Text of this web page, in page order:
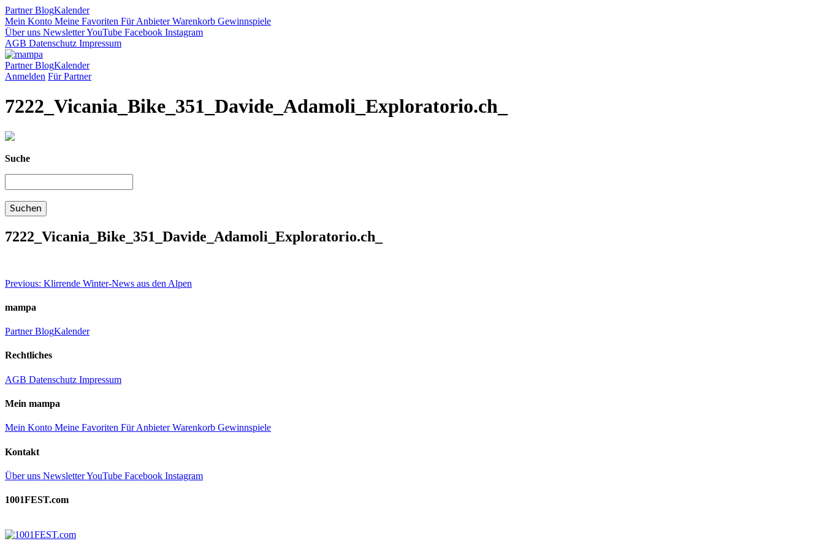
PartnerBlogKalender
Mein Konto Meine Favoriten Für AnbieterWarenkorb Gewinnspiele
Über uns NewsletterYouTube Facebook Instagram
AGB Datenschutz Impressum
PartnerBlogKalender
Anmelden Für Partner
7222_Vicania_Bike_351_Davide_Adamoli_Exploratorio.ch_
Suche
7222_Vicania_Bike_351_Davide_Adamoli_Exploratorio.ch_
Beitragsnavigation
Previous: Klirrende Winter-News aus den Alpen
mampa
PartnerBlogKalender
Rechtliches
AGB Datenschutz Impressum
Mein mampa
Mein Konto Meine Favoriten Für AnbieterWarenkorb Gewinnspiele
Kontakt
Über uns NewsletterYouTube Facebook Instagram
1001FEST.com